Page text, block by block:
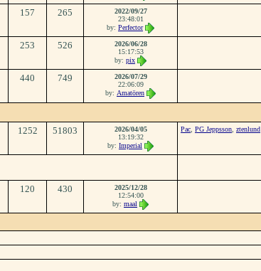
157 265
2022/09/27
23:48:01
by: Perfector
253 526
2026/06/28
15:17:53
by: pix
440 749
2026/07/29
22:06:09
by: Amatören
1252 51803
2026/04/05
13:19:32
by: Imperial
Pac PG Jeppsson ztenlund
120 430
2025/12/28
12:54:00
by: maal